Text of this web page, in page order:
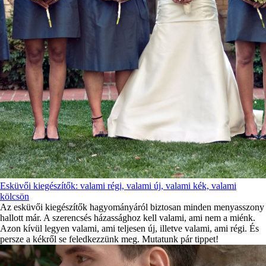
Esküvői kiegészítők: valami régi, valami új, valami kék, valami
kölcsön
Az esküvői kiegészítők hagyományáról biztosan minden menyasszony
hallott már. A szerencsés házassághoz kell valami, ami nem a miénk.
Azon kívül legyen valami, ami teljesen új, illetve valami, ami régi. És
persze a kékről se feledkezzünk meg. Mutatunk pár tippet!